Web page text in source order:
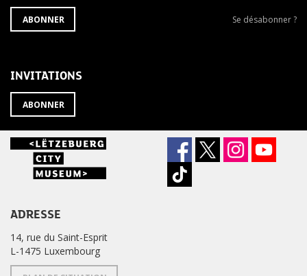
S'ABONNER
À
ABONNER
Se
Se désabonner ?
INVITATIONS
ABONNER
ADRESSE
14, rue du Saint-Esprit
L-1475 Luxembourg